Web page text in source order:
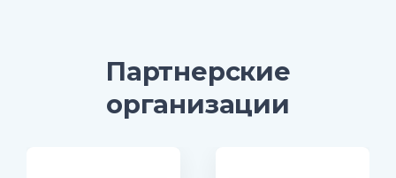
Партнерские
организации